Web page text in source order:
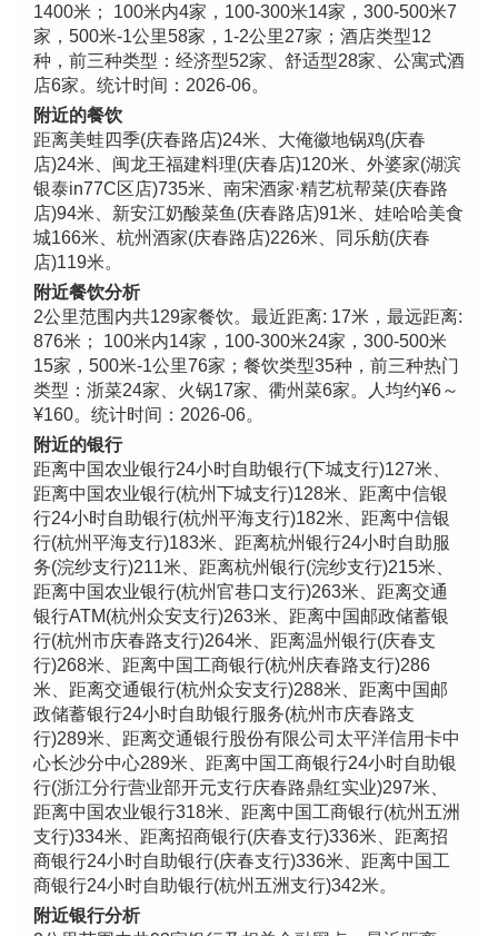
1400米； 100米内4家，100-300米14家，300-500米7
家，500米-1公里58家，1-2公里27家；酒店类型12
种，前三种类型：经济型52家、舒适型28家、公寓式酒
店6家。统计时间：2026-06。
附近的餐饮
距离美蛙四季(庆春路店)24米、大俺徽地锅鸡(庆春
店)24米、闽龙王福建料理(庆春店)120米、外婆家(湖滨
银泰in77C区店)735米、南宋酒家·精艺杭帮菜(庆春路
店)94米、新安江奶酸菜鱼(庆春路店)91米、娃哈哈美食
城166米、杭州酒家(庆春路店)226米、同乐舫(庆春
店)119米。
附近餐饮分析
2公里范围内共129家餐饮。最近距离: 17米，最远距离:
876米； 100米内14家，100-300米24家，300-500米
15家，500米-1公里76家；餐饮类型35种，前三种热门
类型：浙菜24家、火锅17家、衢州菜6家。人均约¥6～
¥160。统计时间：2026-06。
附近的银行
距离中国农业银行24小时自助银行(下城支行)127米、
距离中国农业银行(杭州下城支行)128米、距离中信银
行24小时自助银行(杭州平海支行)182米、距离中信银
行(杭州平海支行)183米、距离杭州银行24小时自助服
务(浣纱支行)211米、距离杭州银行(浣纱支行)215米、
距离中国农业银行(杭州官巷口支行)263米、距离交通
银行ATM(杭州众安支行)263米、距离中国邮政储蓄银
行(杭州市庆春路支行)264米、距离温州银行(庆春支
行)268米、距离中国工商银行(杭州庆春路支行)286
米、距离交通银行(杭州众安支行)288米、距离中国邮
政储蓄银行24小时自助银行服务(杭州市庆春路支
行)289米、距离交通银行股份有限公司太平洋信用卡中
心长沙分中心289米、距离中国工商银行24小时自助银
行(浙江分行营业部开元支行庆春路鼎红实业)297米、
距离中国农业银行318米、距离中国工商银行(杭州五洲
支行)334米、距离招商银行(庆春支行)336米、距离招
商银行24小时自助银行(庆春支行)336米、距离中国工
商银行24小时自助银行(杭州五洲支行)342米。
附近银行分析